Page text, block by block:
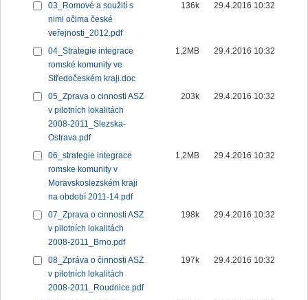
03_Romové a soužití s
nimi očima české
veřejnosti_2012.pdf
136k 29.4.2016 10:32
04_Strategie integrace
romské komunity ve
Středočeském kraji.doc
1,2MB 29.4.2016 10:32
05_Zprava o cinnosti ASZ
v pilotních lokalitách
2008-2011_Slezska-
Ostrava.pdf
203k 29.4.2016 10:32
06_strategie integrace
romske komunity v
Moravskoslezském kraji
na období 2011-14.pdf
1,2MB 29.4.2016 10:32
07_Zprava o cinnosti ASZ
v pilotních lokalitách
2008-2011_Brno.pdf
198k 29.4.2016 10:32
08_Zpráva o činnosti ASZ
v pilotních lokalitách
2008-2011_Roudnice.pdf
197k 29.4.2016 10:32